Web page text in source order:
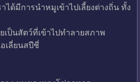
ด้มีการนำหมูเข้าไปเลี้ยงต่างถิ่น ทั้ง
ป็นสัตว์ที่เข้าไปทำลายสภาพ
เลี่ยนสปีชี่